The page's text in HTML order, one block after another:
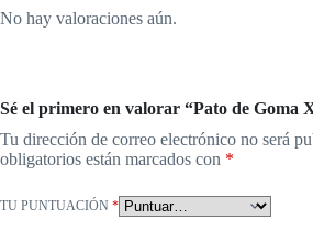
No hay valoraciones aún.
Sé el primero en valorar “Pato de Goma
Tu dirección de correo electrónico no será
obligatorios están marcados con *
TU PUNTUACIÓN *